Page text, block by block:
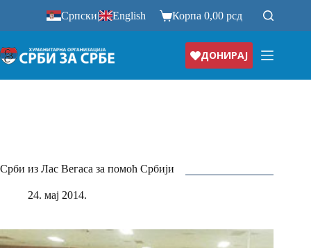
Српски| English Корпа0,00рсд
ДОНИРАЈ
Срби из Лас Вегаса за помоћ Србији
24. мај 2014.